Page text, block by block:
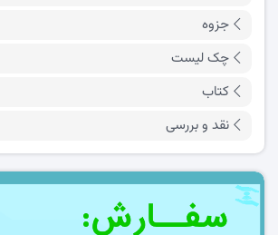
جزوه
چک لیست
کتاب
نقد و بررسی